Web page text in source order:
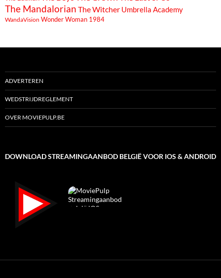
The Mandalorian The Witcher Umbrella Academy
WandaVision Wonder Woman 1984
ADVERTEREN
WEDSTRIJDREGLEMENT
OVER MOVIEPULP.BE
DOWNLOAD STREAMINGAANBOD BELGIË VOOR IOS & ANDROID